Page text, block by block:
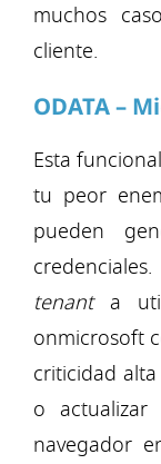
muchos
cliente.
ODATA –
Esta
tu peor
pueden
tenanta
onmicrosoft
criticidad
o
navegador